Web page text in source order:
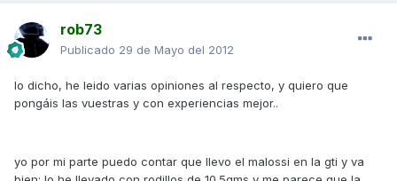
rob73
Publicado 29 de Mayo del 2012
lo dicho, he leido varias opiniones al respecto, y quiero que
pongáis las vuestras y con experiencias mejor..
yo por mi parte puedo contar que llevo el malossi en la gti y va